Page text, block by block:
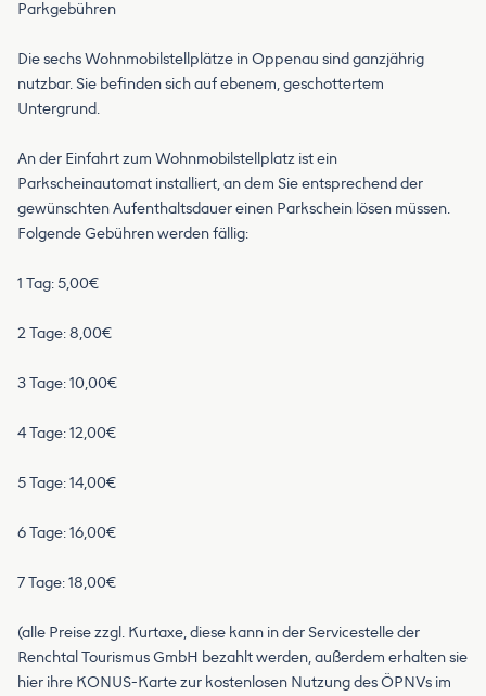
Parkgebühren
Die sechs Wohnmobilstellplätze in Oppenau sind ganzjährig
nutzbar. Sie befinden sich auf ebenem, geschottertem
Untergrund.
An der Einfahrt zum Wohnmobilstellplatz ist ein
Parkscheinautomat installiert, an dem Sie entsprechend der
gewünschten Aufenthaltsdauer einen Parkschein lösen müssen.
Folgende Gebühren werden fällig:
1 Tag: 5,00€
2 Tage: 8,00€
3 Tage: 10,00€
4 Tage: 12,00€
5 Tage: 14,00€
6 Tage: 16,00€
7 Tage: 18,00€
(alle Preise zzgl. Kurtaxe, diese kann in der Servicestelle der
Renchtal Tourismus GmbH bezahlt werden, außerdem erhalten sie
hier ihre KONUS-Karte zur kostenlosen Nutzung des ÖPNVs im